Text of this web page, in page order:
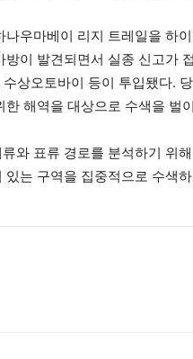
나우마베이 리지 트레일을 하
방이 발견되면서 실종 신고가
상오토바이 등이 투입됐다.
한 해역을 대상으로 수색을 벌
와 표류 경로를 분석하기 위
있는 구역을 집중적으로 수색